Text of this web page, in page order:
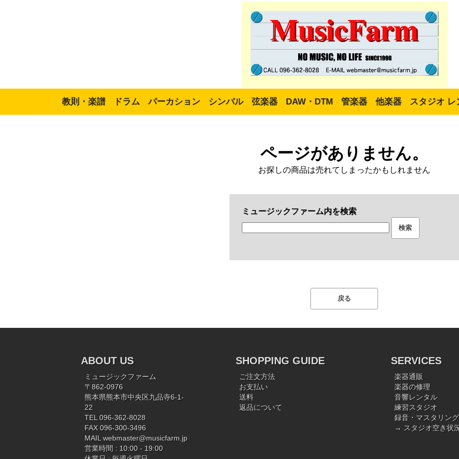
教則・楽譜 ドラム パーカション シンバル 弦楽器 DAW・DTM 管楽器 他楽器 スタジオ レ
ページがありません。
お探しの商品は売れてしまったかもしれません
ミュージックファーム内を検索
ABOUT US
ミュージックファーム
〒862-0976
熊本県熊本市中央区九品寺6-1-
22
TEL 096-362-8028
FAX 096-300-3496
MAIL webmaster@musicfarm.jp
営業時間 : 10:00 - 19:00
SHOPPING GUIDE
ご注文方法
お支払い
送料
返品について
SERVICES
楽器通販
楽器の修理
音響レンタル
練習スタジオ
録音・マスタリング
→ スタジオ空き状